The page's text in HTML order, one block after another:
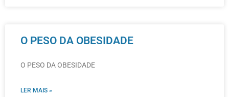
O PESO DA OBESIDADE
O PESO DA OBESIDADE
LER MAIS »